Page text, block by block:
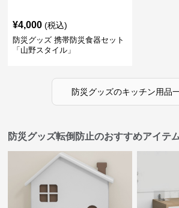
¥4,000 (税込)
防災グッズ 携帯防災食器セット
「山野スタイル」
防災グッズのキッチン用品
防災グッズ転倒防止のおすすめアイテ